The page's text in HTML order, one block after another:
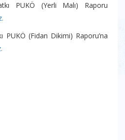
PUKÖ (Yerli Malı) Raporu
PUKÖ (Fidan Dikimi) Raporu’na